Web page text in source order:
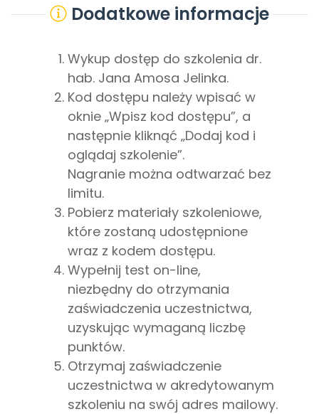
Dodatkowe informacje
Wykup dostęp do szkolenia dr.
hab. Jana Amosa Jelinka.
Kod dostępu należy wpisać w
oknie „Wpisz kod dostępu”, a
następnie kliknąć „Dodaj kod i
oglądaj szkolenie”.
Nagranie można odtwarzać bez
limitu.
Pobierz materiały szkoleniowe,
które zostaną udostępnione
wraz z kodem dostępu.
Wypełnij test on-line,
niezbędny do otrzymania
zaświadczenia uczestnictwa,
uzyskując wymaganą liczbę
punktów.
Otrzymaj zaświadczenie
uczestnictwa w akredytowanym
szkoleniu na swój adres mailowy.